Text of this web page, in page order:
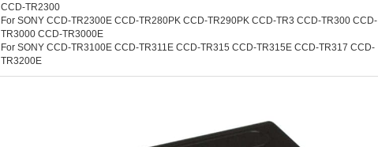
CCD-TR2300
For SONY CCD-TR2300E CCD-TR280PK CCD-TR290PK CCD-TR3 CCD-TR300 CCD-
TR3000 CCD-TR3000E
For SONY CCD-TR3100E CCD-TR311E CCD-TR315 CCD-TR315E CCD-TR317 CCD-
TR3200E